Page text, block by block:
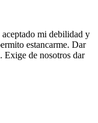
mi debilidad y
estancarme. Dar
Exige de nosotros dar